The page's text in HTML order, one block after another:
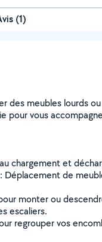
(1)
des meubles lourds
pour vous
chargement et
de
monter ou
escaliers.
regrouper vos